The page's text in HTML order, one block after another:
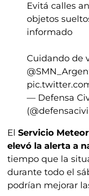
Evitá calles
objetos
informado
Cuidando de
— Defensa
El Servicio
elevó la alerta a
tiempo que la
durante todo el
podrían mejorar